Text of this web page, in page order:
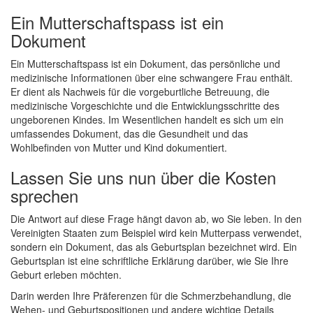
Ein Mutterschaftspass ist ein
Dokument
Ein Mutterschaftspass ist ein Dokument, das persönliche und
medizinische Informationen über eine schwangere Frau enthält.
Er dient als Nachweis für die vorgeburtliche Betreuung, die
medizinische Vorgeschichte und die Entwicklungsschritte des
ungeborenen Kindes. Im Wesentlichen handelt es sich um ein
umfassendes Dokument, das die Gesundheit und das
Wohlbefinden von Mutter und Kind dokumentiert.
Lassen Sie uns nun über die Kosten
sprechen
Die Antwort auf diese Frage hängt davon ab, wo Sie leben. In den
Vereinigten Staaten zum Beispiel wird kein Mutterpass verwendet,
sondern ein Dokument, das als Geburtsplan bezeichnet wird. Ein
Geburtsplan ist eine schriftliche Erklärung darüber, wie Sie Ihre
Geburt erleben möchten.
Darin werden Ihre Präferenzen für die Schmerzbehandlung, die
Wehen- und Geburtspositionen und andere wichtige Details